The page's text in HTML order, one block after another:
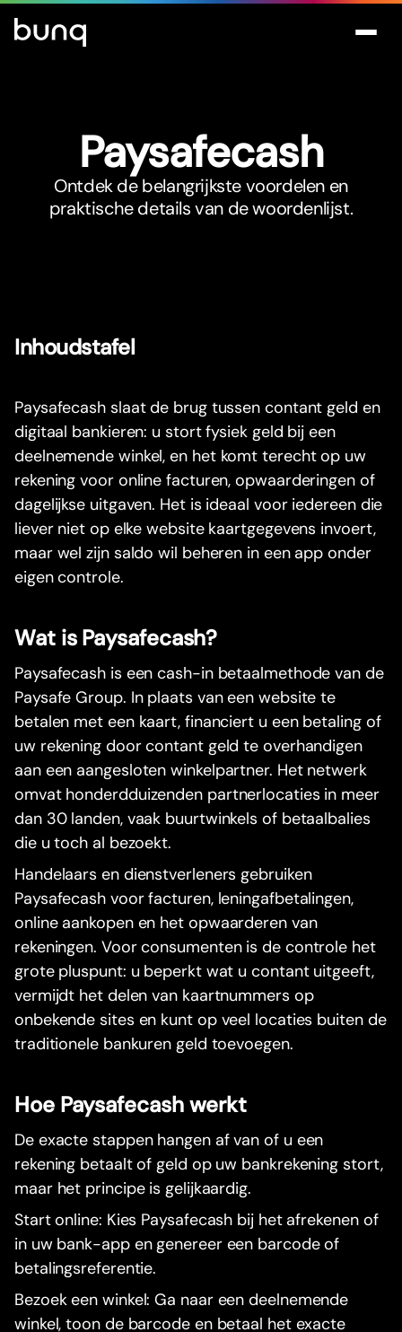
Paysafecash
Ontdek de belangrijkste voordelen en
praktische details van de woordenlijst.
Inhoudstafel
Paysafecash slaat de brug tussen contant geld en
digitaal bankieren: u stort fysiek geld bij een
deelnemende winkel, en het komt terecht op uw
rekening voor online facturen, opwaarderingen of
dagelijkse uitgaven. Het is ideaal voor iedereen die
liever niet op elke website kaartgegevens invoert,
maar wel zijn saldo wil beheren in een app onder
eigen controle.
Wat is Paysafecash?
Paysafecash is een cash-in betaalmethode van de
Paysafe Group. In plaats van een website te
betalen met een kaart, financiert u een betaling of
uw rekening door contant geld te overhandigen
aan een aangesloten winkelpartner. Het netwerk
omvat honderdduizenden partnerlocaties in meer
dan 30 landen, vaak buurtwinkels of betaalbalies
die u toch al bezoekt.
Handelaars en dienstverleners gebruiken
Paysafecash voor facturen, leningafbetalingen,
online aankopen en het opwaarderen van
rekeningen. Voor consumenten is de controle het
grote pluspunt: u beperkt wat u contant uitgeeft,
vermijdt het delen van kaartnummers op
onbekende sites en kunt op veel locaties buiten de
traditionele bankuren geld toevoegen.
Hoe Paysafecash werkt
De exacte stappen hangen af van of u een
rekening betaalt of geld op uw bankrekening stort,
maar het principe is gelijkaardig.
Start online: Kies Paysafecash bij het afrekenen of
in uw bank-app en genereer een barcode of
betalingsreferentie.
Bezoek een winkel: Ga naar een deelnemende
winkel, toon de barcode en betaal het exacte